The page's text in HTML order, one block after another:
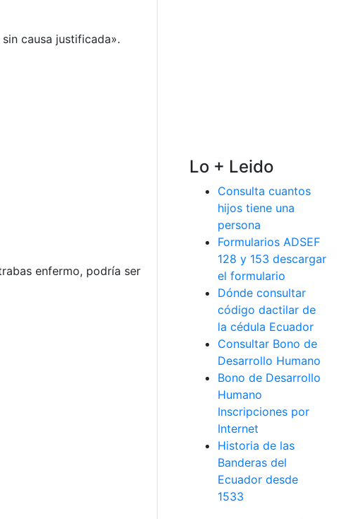
causa justificada».
enfermo, podría ser
Lo + Leido
Consulta cuantos
hijos tiene una
persona
Formularios ADSEF
128 y 153 descargar
el formulario
Dónde consultar
código dactilar de
la cédula Ecuador
Consultar Bono de
Desarrollo Humano
Bono de Desarrollo
Humano
Inscripciones por
Internet
Historia de las
Banderas del
Ecuador desde
1533